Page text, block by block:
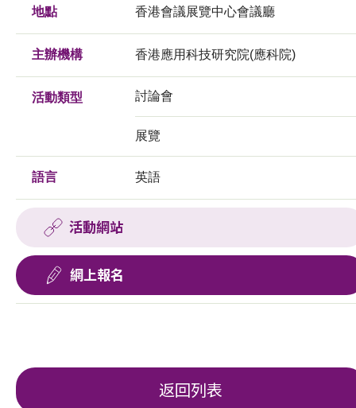
地點 香港會議展覽中心會議廳
主辦機構 香港應用科技研究院(應科院)
活動類型 討論會
展覽
語言 英語
活動網站
網上報名
返回列表